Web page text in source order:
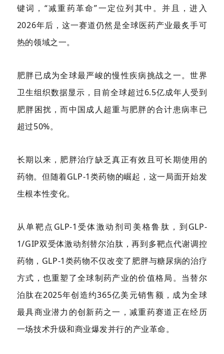
键词，“减重药革命”一定位列其中。并且，进入
2026年后，这一赛道仍然是全球医药产业最炙手可
热的领域之一。
肥胖已成为全球最严峻的慢性疾病挑战之一。世界
卫生组织数据显示，目前全球超过6.5亿成年人受到
肥胖困扰，而中国成人超重与肥胖的合计患病率已
超过50%。
长期以来，肥胖治疗缺乏真正有效且可长期使用的
药物。但随着GLP-1类药物的崛起，这一局面开始发
生根本性变化。
从单靶点GLP-1受体激动剂司美格鲁肽，到GLP-
1/GIP双受体激动剂替尔泊肽，再到多靶点代谢调控
药物，GLP-1类药物不仅改变了肥胖与糖尿病的治疗
方式，也重塑了全球制药产业的价值格局。当替尔
泊肽在2025年创造约365亿美元销售额，成为全球
最具商业潜力的创新药之一，减重药赛道正在经历
一场技术升级和商业爆发并行的产业革命。